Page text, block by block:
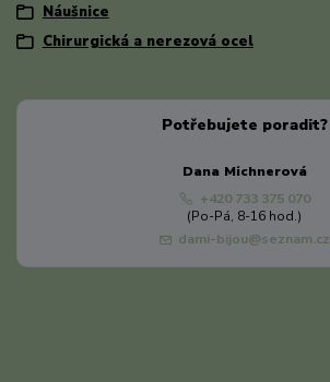
Náušnice
Chirurgická a nerezová ocel
Potřebujete poradit?
Dana Michnerová
+420 733 375 070
(Po-Pá, 8-16 hod.)
dami-bijou@seznam.cz